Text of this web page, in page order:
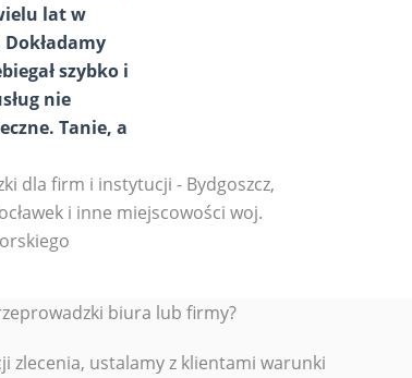
lat w
szybko i
nie
Tanie, a
biura lub firmy?
zlecenia, ustalamy z klientami warunki